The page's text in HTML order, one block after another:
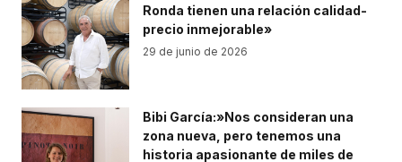
Ronda tienen una relación calidad-
precio inmejorable»
29 de junio de 2026
Bibi García:»Nos consideran una
zona nueva, pero tenemos una
historia apasionante de miles de